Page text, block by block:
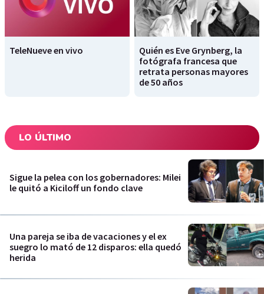
TeleNueve en vivo
Quién es Eve Grynberg, la
fotógrafa francesa que
retrata personas mayores
de 50 años
LO ÚLTIMO
Sigue la pelea con los gobernadores: Milei
le quitó a Kiciloff un fondo clave
Una pareja se iba de vacaciones y el ex
suegro lo mató de 12 disparos: ella quedó
herida